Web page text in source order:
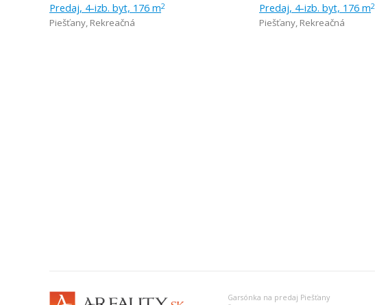
Predaj, 4-izb. byt, 176 m2
Piešťany, Rekreačná
Predaj, 4-izb. byt, 176 m2
Piešťany, Rekreačná
Garsónka na predaj Piešťany